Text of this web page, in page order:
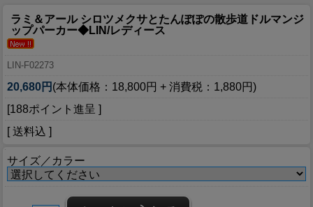
ラミ＆アール シロツメクサとたんぽぽの散歩道ドルマンジ
ップパーカー◆LIN/レディース
LIN-F02273
20,680円 (本体価格：18,800円 + 消費税：1,880円)
[188ポイント進呈 ]
[ 送料込 ]
サイズ／カラー